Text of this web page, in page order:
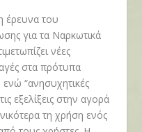
έρευνα του
για τα Ναρκωτικά
νέες
στα πρότυπα
“ανησυχητικές
εξελίξεις στην αγορά
τη χρήση ενός